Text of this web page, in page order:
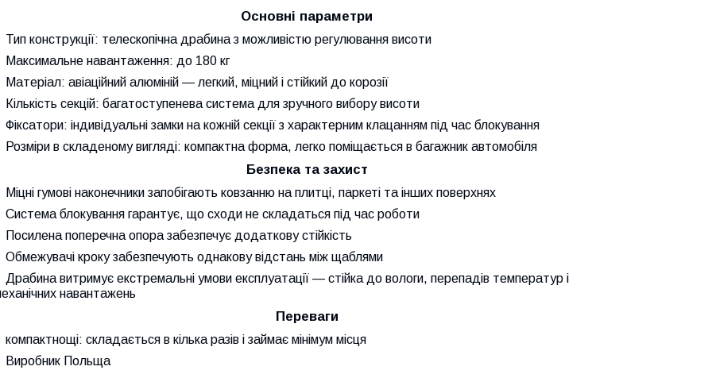
Основні параметри
Тип конструкції: телескопічна драбина з можливістю регулювання висоти
Максимальне навантаження: до 180 кг
Матеріал: авіаційний алюміній — легкий, міцний і стійкий до корозії
Кількість секцій: багатоступенева система для зручного вибору висоти
Фіксатори: індивідуальні замки на кожній секції з характерним клацанням під час блокування
Розміри в складеному вигляді: компактна форма, легко поміщається в багажник автомобіля
Безпека та захист
Міцні гумові наконечники запобігають ковзанню на плитці, паркеті та інших поверхнях
Система блокування гарантує, що сходи не складаться під час роботи
Посилена поперечна опора забезпечує додаткову стійкість
Обмежувачі кроку забезпечують однакову відстань між щаблями
Драбина витримує екстремальні умови експлуатації — стійка до вологи, перепадів температур і
навантажень
Переваги
компактнощі: складається в кілька разів і займає мінімум місця
Виробник Польща